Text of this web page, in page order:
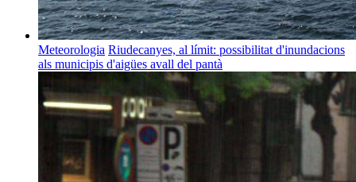
Meteorologia Riudecanyes, al límit: possibilitat d'inundacions
als municipis d'aigües avall del pantà